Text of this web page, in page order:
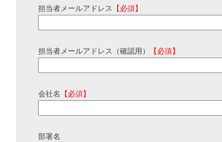
担当者メールアドレス 【必須】
担当者メールアドレス（確認用） 【必須】
会社名 【必須】
部署名